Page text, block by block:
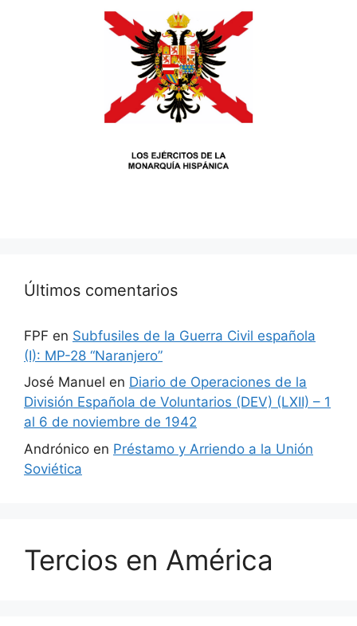
Últimos comentarios
FPF en Subfusiles de la Guerra Civil española
(I): MP-28 “Naranjero”
José Manuel en Diario de Operaciones de la
División Española de Voluntarios (DEV) (LXII) – 1
al 6 de noviembre de 1942
Andrónico en Préstamo y Arriendo a la Unión
Soviética
Tercios en América